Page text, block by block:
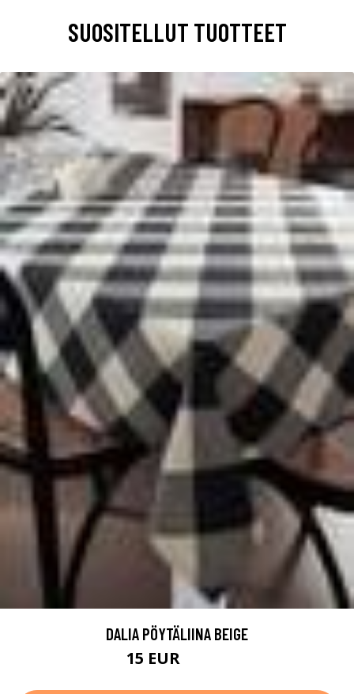
SUOSITELLUT TUOTTEET
DALIA PÖYTÄLIINA BEIGE
15 EUR